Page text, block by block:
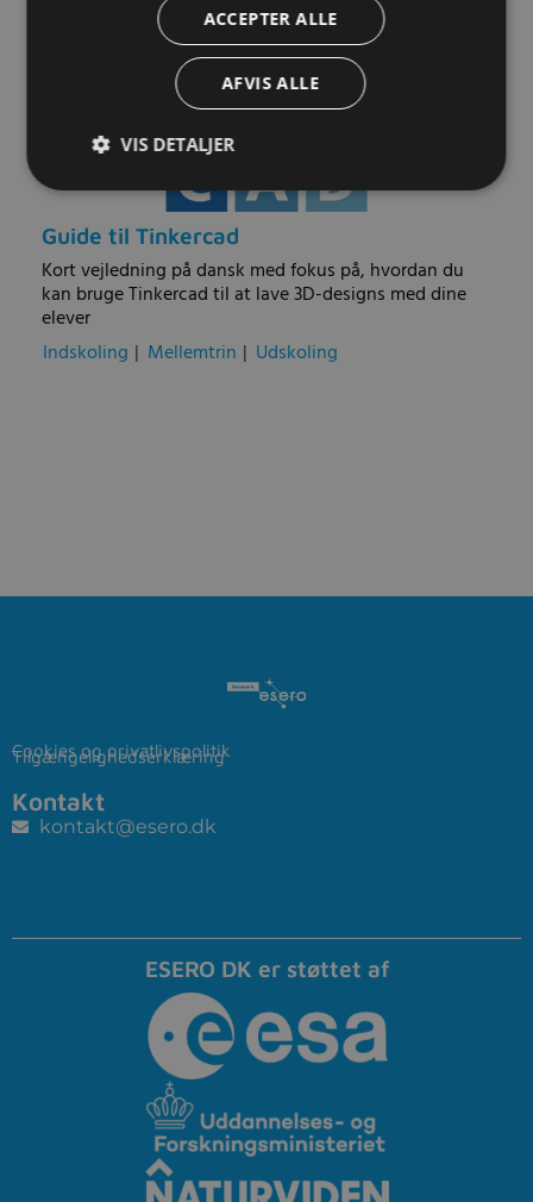
Guide til Tinkercad
Kort vejledning på dansk med fokus på, hvordan du
kan bruge Tinkercad til at lave 3D-designs med dine
elever
Indskoling | Mellemtrin | Udskoling
Cookies og privatlivspolitik
Tilgængelighedserklæring
Kontakt
kontakt@esero.dk
ESERO DK er støttet af
ACCEPTER ALLE
AFVIS ALLE
VIS DETALJER